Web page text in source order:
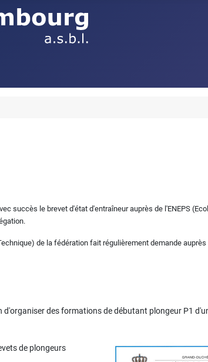
succès le brevet d'état d'entraîneur auprès de l'ENEPS
de la fédération fait régulièrement demande
d'organiser des formations de débutant plongeur P1
de plongeurs